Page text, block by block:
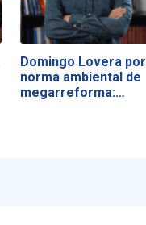
Domingo Lovera por
norma ambiental de
megarreforma:…